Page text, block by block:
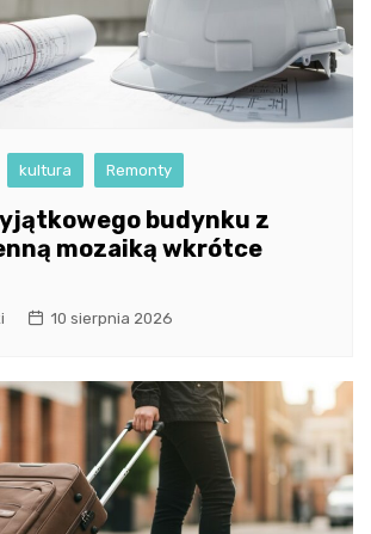
kultura Remonty
budynku z
mozaiką wkrótce
10 sierpnia 2026